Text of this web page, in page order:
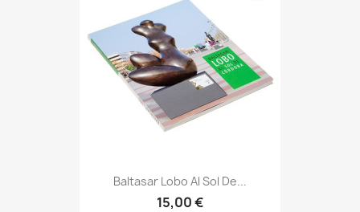
Baltasar Lobo Al Sol De...
15,00 €